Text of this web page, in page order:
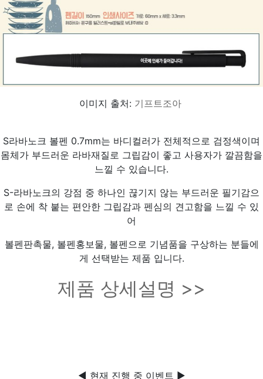
이미지 출처: 기프트조아
S라바노크 볼펜 0.7mm는 바디컬러가 전체적으로 검정색이며
몸체가 부드러운 라바재질로 그립감이 좋고 사용자가 깔끔함을
느낄 수 있습니다.
S-라바노크의 강점 중 하나인 끊기지 않는 부드러운 필기감으
로 손에 착 붙는 편안한 그립감과 펜심의 견고함을 느낄 수 있
어
볼펜판촉물, 볼펜홍보물, 볼펜으로 기념품을 구상하는 분들에
게 선택받는 제품 입니다.
제품 상세설명 >>
◀ 현재 진행 중 이벤트 ▶